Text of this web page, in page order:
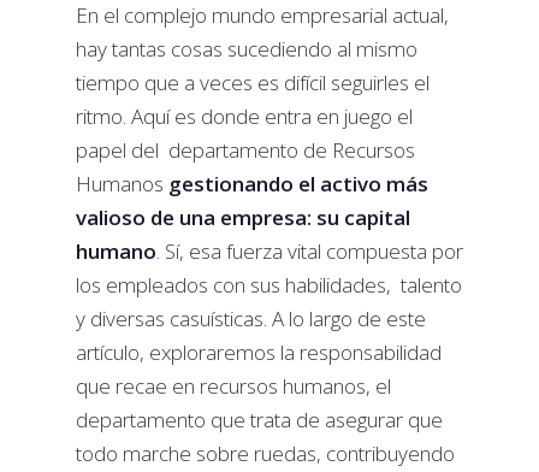
En el complejo mundo empresarial actual,
hay tantas cosas sucediendo al mismo
tiempo que a veces es difícil seguirles el
ritmo. Aquí es donde entra en juego el
papel del departamento de Recursos
Humanos gestionando el activo más
valioso de una empresa: su capital
humano. Sí, esa fuerza vital compuesta por
los empleados con sus habilidades, talento
y diversas casuísticas. A lo largo de este
artículo, exploraremos la responsabilidad
que recae en recursos humanos, el
departamento que trata de asegurar que
todo marche sobre ruedas, contribuyendo